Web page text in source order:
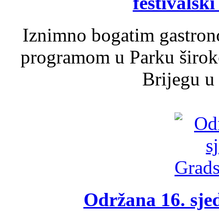
Iznimno bogatim
programom u Parku
Brijegu u
Održana 16.